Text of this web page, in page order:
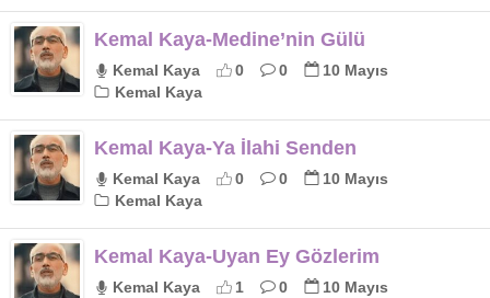
Kemal Kaya-Medine’nin Gülü
Kemal Kaya 0 0
10 Mayıs
Kemal Kaya
Kemal Kaya-Ya İlahi Senden
Kemal Kaya 0 0
10 Mayıs
Kemal Kaya
Kemal Kaya-Uyan Ey Gözlerim
Kemal Kaya 1 0
10 Mayıs